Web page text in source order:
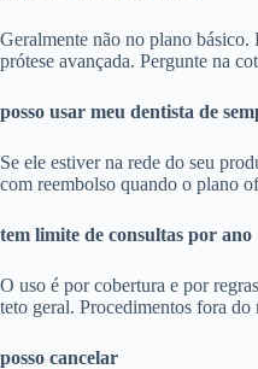
Geralmente não no plano básico.
prótese avançada. Pergunte na
posso usar meu dentista de
Se ele estiver na rede do seu
com reembolso quando o plano
tem limite de consultas por ano
O uso é por cobertura e por
teto geral. Procedimentos fora do
posso cancelar